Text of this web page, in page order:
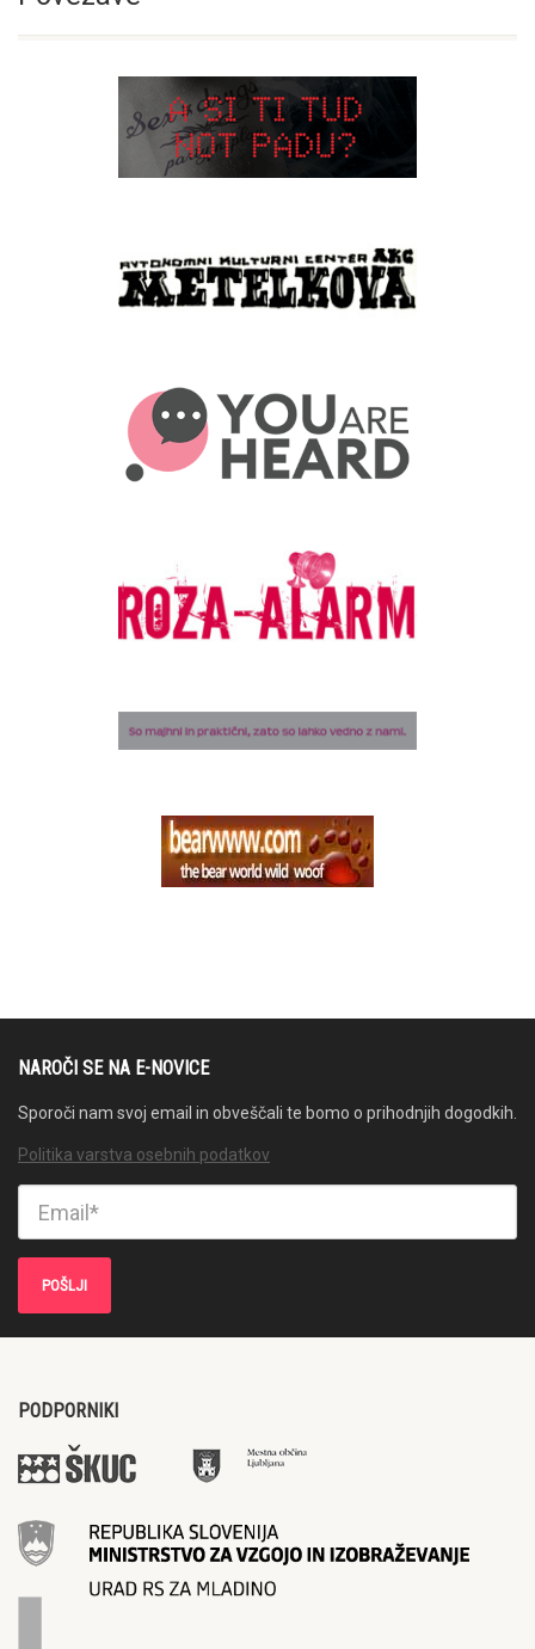
NAROČI SE NA E-NOVICE
Sporoči nam svoj email in obveščali te bomo o prihodnjih dogodkih.
Politika varstva osebnih podatkov
PODPORNIKI